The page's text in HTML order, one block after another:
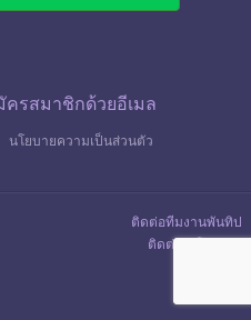
ครสมาชิกด้วยอีเมล
นโยบายความเป็นส่วนตัว
ติดต่อทีมงานพันทิป
ติดต่อลงโฆษณา